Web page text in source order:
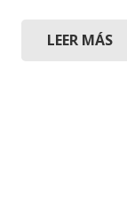
LEER MÁS